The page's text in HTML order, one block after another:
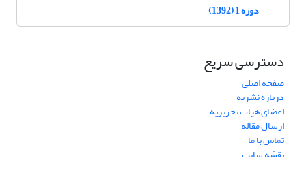
دوره 1 (1392)
دسترسی سریع
صفحه اصلی
درباره نشریه
اعضای هیات تحریریه
ارسال مقاله
تماس با ما
نقشه سایت